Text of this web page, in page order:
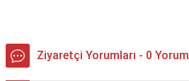
Ziyaretçi Yorumları - 0 Yorum